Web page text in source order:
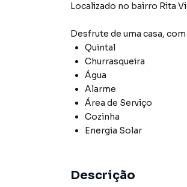
Localizado no bairro Rita
Desfrute de uma casa,
Quintal
Churrasqueira
Água
Alarme
Área de Serviço
Cozinha
Energia Solar
Descrição